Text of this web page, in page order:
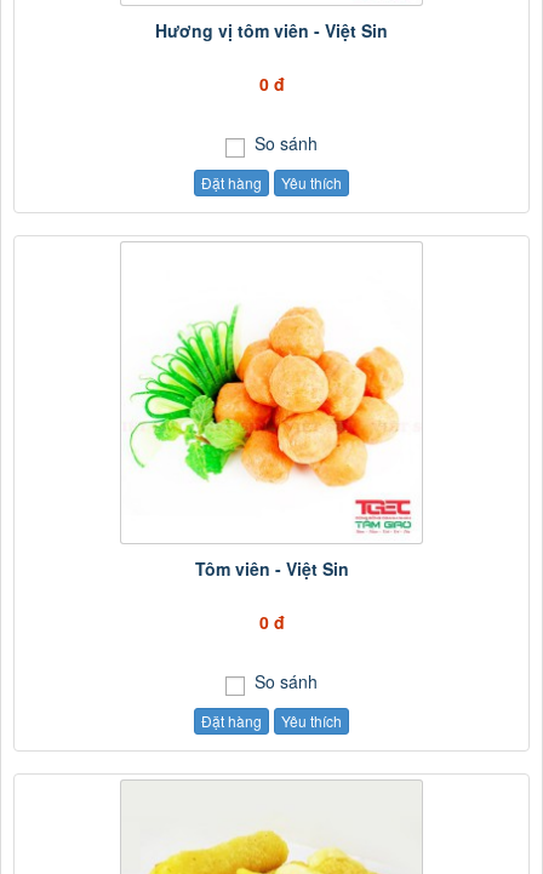
Hương vị tôm viên - Việt Sin
0 đ
So sánh
Đặt hàng Yêu thích
Tôm viên - Việt Sin
0 đ
So sánh
Đặt hàng Yêu thích